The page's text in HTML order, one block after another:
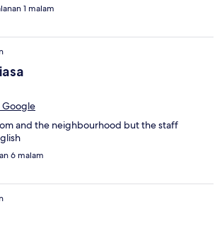
1 malam
Google
and the neighbourhood but the staff
6 malam